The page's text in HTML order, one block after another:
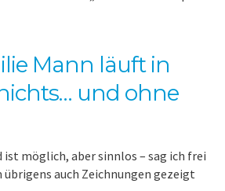
Mann läuft in
und ohne
ist möglich, aber sinnlos – sag ich frei
auch Zeichnungen gezeigt